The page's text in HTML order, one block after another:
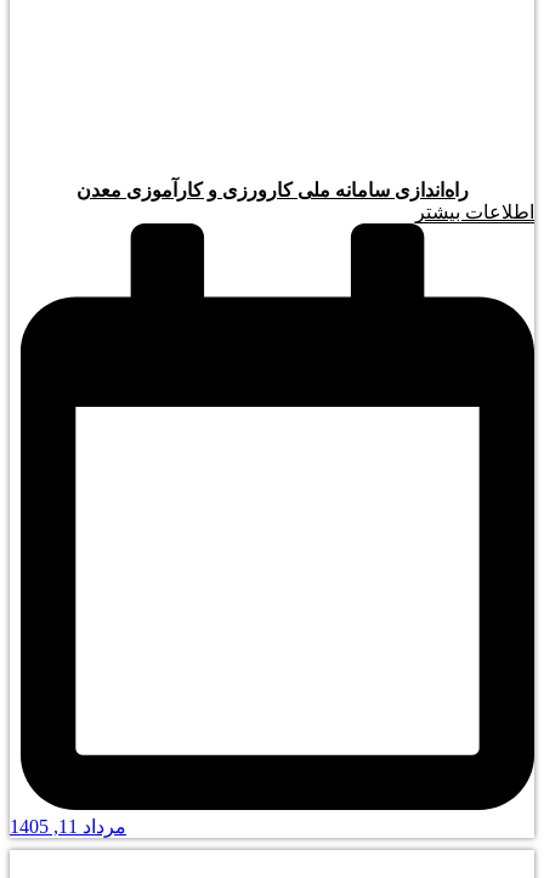
راه‌اندازی سامانه ملی کارورزی و کارآموزی معدن
اطلاعات بیشتر
مرداد 11, 1405